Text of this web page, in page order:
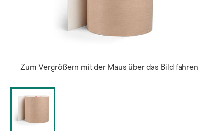
Zum Vergrößern mit der Maus über das Bild fahren